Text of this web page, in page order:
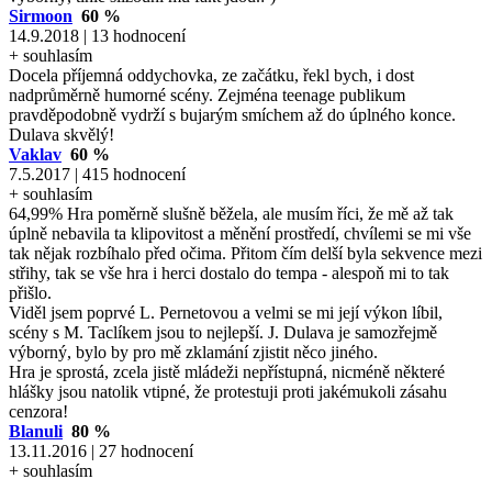
Sirmoon 60 %
14.9.2018 | 13 hodnocení
+ souhlasím
Docela příjemná oddychovka, ze začátku, řekl bych, i dost
nadprůměrně humorné scény. Zejména teenage publikum
pravděpodobně vydrží s bujarým smíchem až do úplného konce.
Dulava skvělý!
Vaklav 60 %
7.5.2017 | 415 hodnocení
+ souhlasím
64,99% Hra poměrně slušně běžela, ale musím říci, že mě až tak
úplně nebavila ta klipovitost a měnění prostředí, chvílemi se mi vše
tak nějak rozbíhalo před očima. Přitom čím delší byla sekvence mezi
střihy, tak se vše hra i herci dostalo do tempa - alespoň mi to tak
přišlo.
Viděl jsem poprvé L. Pernetovou a velmi se mi její výkon líbil,
scény s M. Taclíkem jsou to nejlepší. J. Dulava je samozřejmě
výborný, bylo by pro mě zklamání zjistit něco jiného.
Hra je sprostá, zcela jistě mládeži nepřístupná, nicméně některé
hlášky jsou natolik vtipné, že protestuji proti jakémukoli zásahu
cenzora!
Blanuli 80 %
13.11.2016 | 27 hodnocení
+ souhlasím